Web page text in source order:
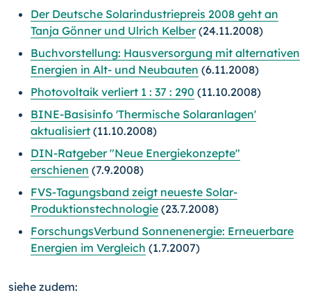
Der Deutsche Solarindustriepreis 2008 geht an
Tanja Gönner und Ulrich Kelber(24.11.2008)
Buchvorstellung: Hausversorgung mit alternativen
Energien in Alt- und Neubauten (6.11.2008)
Photovoltaik verliert 1 : 37 : 290 (11.10.2008)
BINE-Basisinfo 'Thermische Solaranlagen'
aktualisiert (11.10.2008)
DIN-Ratgeber "Neue Energiekonzepte"
erschienen (7.9.2008)
FVS-Tagungsband zeigt neueste Solar-
Produktionstechnologie (23.7.2008)
ForschungsVerbund Sonnenenergie: Erneuerbare
Energien im Vergleich (1.7.2007)
siehe zudem: